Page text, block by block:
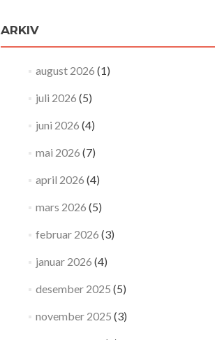
ARKIV
august 2026 (1)
juli 2026 (5)
juni 2026 (4)
mai 2026 (7)
april 2026 (4)
mars 2026 (5)
februar 2026 (3)
januar 2026 (4)
desember 2025 (5)
november 2025 (3)